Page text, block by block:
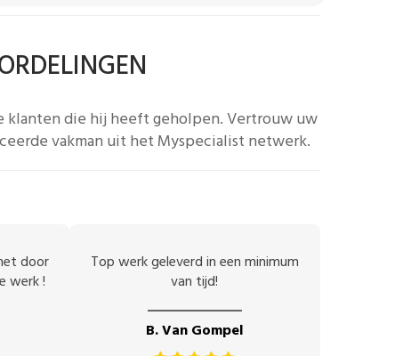
klanten die hij heeft geholpen.Vertrouw uw
vakman uit het Myspecialist netwerk.
door
werk !
Top werk geleverd in een minimum
van tijd!
B. Van Gompel